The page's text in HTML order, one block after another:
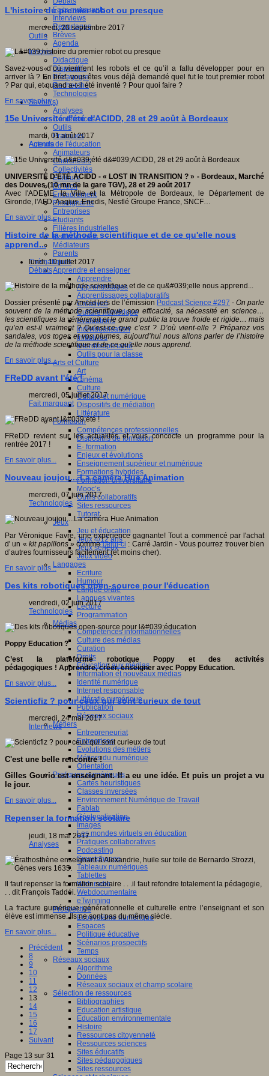
Faits marquants
Interviews
Reportages
Brèves
Agenda
Innover
Didactique
Dispositifs
Pédagogie
Recherche
Technologies
Savoir(s)
Analyses
Conférences
Outils
Pratiques
Acteurs de l'éducation
Animateurs
Chercheurs
Collectivités
Editeurs
EdTech
Encadrement
Enseignants
Entreprises
Etudiants
Filières industrielles
Institutionnels
Médiateurs
Parents
Thématiques
Apprendre et enseigner
Apprendre
Apprentissages
Apprentissages collaboratifs
Créativité
Culture numérique
Evaluations
Individualisation
Initiatives
Interdisciplinarité
Outils pour la classe
Arts et Culture
Art
Cinéma
Culture
Culture et numérique
Dispositifs de médiation
Littérature
Formation
Compétences professionnelles
Dispositifs de formation
E- formation
Enjeux et évolutions
Enseignement supérieur et numérique
Formations hybrides
Formation universitaire
Mooc’s
Outils collaboratifs
Sites ressources
Tutorat
Jeux
Jeu et éducation
Jeux 4/12 ans
Jeux sérieux
Jeux vidéo
Langages
Ecriture
Humour
Langue orale
Langues vivantes
Lecture
Programmation
Médias
Compétences informationnelles
Culture des médias
Curation
Droits
Education aux médias
Information et nouveaux médias
Identité numérique
Internet responsable
Littératie numérique
Publication
Réseaux sociaux
Métiers
Entrepreneuriat
Entreprises
Evolutions des métiers
Métiers du numérique
Orientation
Pratiques numériques
Cartes heuristiques
Classes inversées
Environnement Numérique de Travail
Fablab
Géolocalisation
Images
Les mondes virtuels en éducation
Pratiques collaboratives
Podcasting
Smartphones
Tableaux numériques
Tablettes
Web radio
Webdocumentaire
eTwinning
Prospective
Ecosystème numérique
Espaces
Politique éducative
Scénarios prospectifs
Temps
Réseaux sociaux
Algorithme
Données
Réseaux sociaux et champ scolaire
Sélection de ressources
Bibliographies
Education artistique
Education environnementale
Histoire
Ressources citoyenneté
Ressources sciences
Sites éducatifs
Sites pédagogiques
Sites ressources
L'histoire du premier robot ou presque
mercredi, 20 septembre 2017
Outils
Savez-vous d’où viennent les robots et ce qu’il a fallu développer pour en
arriver là ? En bref, vous êtes vous déjà demandé quel fut le tout premier robot
? Par qui, et quand a-t-il été inventé ? Pour quoi faire ?
En savoir plus...
15e Université d'été d'ACIDD, 28 et 29 août à Bordeaux
mardi, 01 août 2017
Agenda
UNIVERSITÉ D’ÉTÉ ACIDD - « LOST IN TRANSITION ? » - Bordeaux, Marché
des Douves (10 mn de la gare TGV), 28 et 29 août 2017
Avec l'ADEME, la Ville et la Métropole de Bordeaux, le Département de
Gironde, l'AFD, Aaqius, Enedis, Nestlé Groupe France, SNCF…
En savoir plus...
Histoire de la méthode scientifique et de ce qu'elle nous
apprend...
lundi, 10 juillet 2017
Débats
Dossier présenté par Arnold lors de l’émission Podcast Science #297 - On parle
souvent de la méthode scientifique, son efficacité, sa nécessité en science…
les scientifiques la vénèrerait et le grand public la trouve froide et rigide… mais
qu’en est-il vraiment ? Qu’est-ce que c’est ? D’où vient-elle ? Préparez vos
sandales, vos toges et vos plumes, aujourd’hui nous allons parler de l’histoire
de la méthode scientifique et de ce qu’elle nous apprend.
En savoir plus...
FReDD avant l'été !
mercredi, 05 juillet 2017
Fait marquant
FReDD revient sur les actualités et vous concocte un programme pour la
rentrée 2017 !
En savoir plus...
Nouveau joujou....La caméra Hue Animation
mercredi, 07 juin 2017
Technologies
Par Véronique Favre, une expérience gagnante! Tout a commencé par l'achat
d' un «kit papillons» commecelui-ci : Carré Jardin - Vous pourrez trouver bien
d’autres fournisseurs facilement (et moins cher).
En savoir plus...
Des kits robotiques open-source pour l'éducation
vendredi, 02 juin 2017
Technologies
Poppy Education ?
C’est la plateforme robotique Poppy et des activités
pédagogiques ! Apprendre, créer, enseigner avec Poppy Education.
En savoir plus...
Scienticfiz ? pour ceux qui sont curieux de tout
mercredi, 24 mai 2017
Interviews
C'est une belle rencontre !
Gilles Gourio est enseignant. Il a eu une idée. Et puis un projet a vu
le jour.
En savoir plus...
Repenser la formation scolaire
jeudi, 18 mai 2017
Analyses
Il faut repenser la formation scolaire . . .il faut refondre totalement la pédagogie,
. . dit François Taddéi.
La fracture numérique générationnelle et culturelle entre l’enseignant et son
élève est immense. Ils ne sont pas du même siècle.
En savoir plus...
Précédent
8
9
10
11
12
13
14
15
16
17
Suivant
Page 13 sur 31